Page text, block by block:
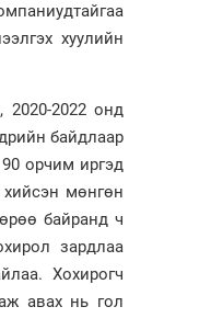
хуулийн
2020-2022 онд
байдлаар
орчим иргэд
хийсэн мөнгөн
байранд ч
зардлаа
Хохирогч
авах нь гол